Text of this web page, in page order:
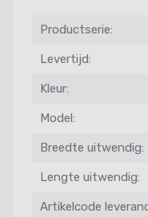
Productserie:
Levertijd:
Kleur:
Model:
Breedte uitwendig:
Lengte uitwendig:
Artikelcode